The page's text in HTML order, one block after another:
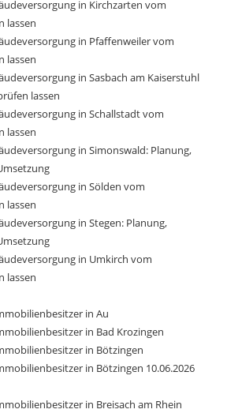
in Kirchzarten vom
lassen
in Pfaffenweiler vom
lassen
in Sasbach am Kaiserstuhl
lassen
in Schallstadt vom
lassen
in Simonswald: Planung,
in Sölden vom
lassen
in Stegen: Planung,
in Umkirch vom
lassen
in Au
in Bad Krozingen
in Bötzingen
in Bötzingen 10.06.2026
in Breisach am Rhein